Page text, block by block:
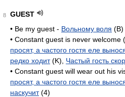
8
GUEST
• Be my guest - Вольному воля (B)
• Constant guest is never welcome
просят, а частого гостя еле
редко ходит(K), Частый гость
• Constant guest will wear out his
просят, а частого гостя еле
наскучит(4)